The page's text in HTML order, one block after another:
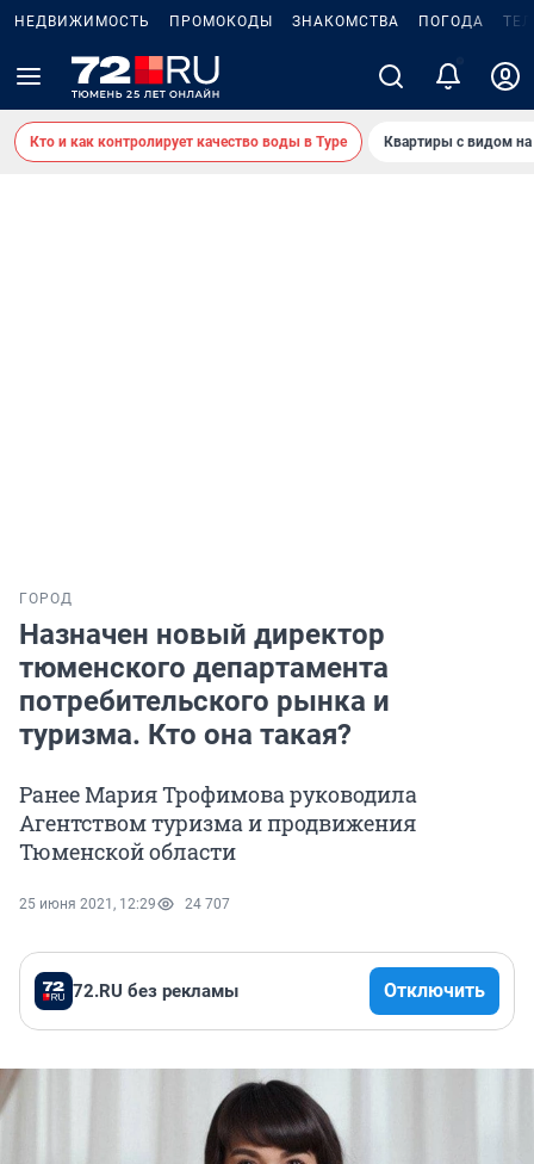
НЕДВИЖИМОСТЬ ПРОМОКОДЫ ЗНАКОМСТВА ПОГОДА
Кто и как контролирует качество воды в Туре Квартиры с видом на
ГОРОД
Назначен новый директор
тюменского департамента
потребительского рынка и
туризма. Кто она такая?
Ранее Мария Трофимова руководила
Агентством туризма и продвижения
Тюменской области
25 июня 2021, 12:29 24 707
72.RU без рекламы Отключить